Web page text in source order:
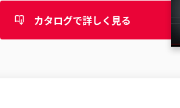
カタログで詳しく見る